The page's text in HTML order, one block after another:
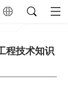
程技术知识